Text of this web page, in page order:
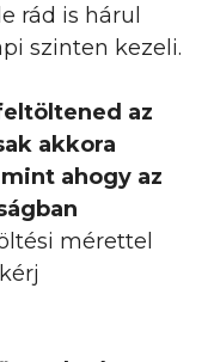
rád is hárul
szinten kezeli.
az
akkora
ahogy az
mérettel